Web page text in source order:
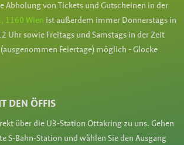
Abholung von Tickets und Gutscheinen in der
1160 Wien ist außerdem immer Donnerstags in
Uhr sowie Freitags und Samstags in der Zeit
Feiertage) möglich - Glocke
DEN ÖFFIS
über die U3-Station Ottakring zu uns. Gehen
S-Bahn-Station und wählen Sie den Ausgang